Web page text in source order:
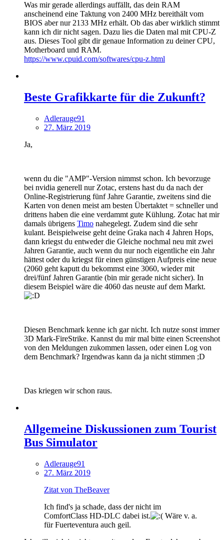
Was mir gerade allerdings auffällt, das dein RAM
anscheinend eine Taktung von 2400 MHz bereithält vom
BIOS aber nur 2133 MHz erhält. Ob das aber wirklich stimmt
kann ich dir nicht sagen. Dazu lies die Daten mal mit CPU-Z
aus. Dieses Tool gibt dir genaue Information zu deiner CPU,
Motherboard und RAM.
https://www.cpuid.com/softwares/cpu-z.html
Beste Grafikkarte für die Zukunft?
Adlerauge91
27. März 2019
Ja,
wenn du die "AMP"-Version nimmst schon. Ich bevorzuge
bei nvidia generell nur Zotac, erstens hast du da nach der
Online-Registrierung fünf Jahre Garantie, zweitens sind die
Karten von denen meist am besten Übertaktet = schneller und
drittens haben die eine verdammt gute Kühlung. Zotac hat mir
damals übrigens Timo nahegelegt. Zudem sind die sehr
kulant. Beispielweise geht deine Graka nach 4 Jahren Hops,
dann kriegst du entweder die Gleiche nochmal neu mit zwei
Jahren Garantie, auch wenn du nur noch eigentliche ein Jahr
hättest oder du kriegst für einen günstigen Aufpreis eine neue
(2060 geht kaputt du bekommst eine 3060, wieder mit
drei/fünf Jahren Garantie (bin mir gerade nicht sicher). In
diesem Beispiel wäre die 4060 das neuste auf dem Markt.
Diesen Benchmark kenne ich gar nicht. Ich nutze sonst immer
3D Mark-FireStrike. Kannst du mir mal bitte einen Screenshot
von den Meldungen zukommen lassen, oder einen Log von
dem Benchmark? Irgendwas kann da ja nicht stimmen ;D
Das kriegen wir schon raus.
Allgemeine Diskussionen zum Tourist
Bus Simulator
Adlerauge91
27. März 2019
Zitat von TheBeaver
Ich find's ja schade, dass der nicht im
ComfortClass HD-DLC dabei ist.
Wäre v. a.
für Fuerteventura auch geil.